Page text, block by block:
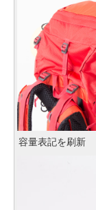
容量表記を刷新